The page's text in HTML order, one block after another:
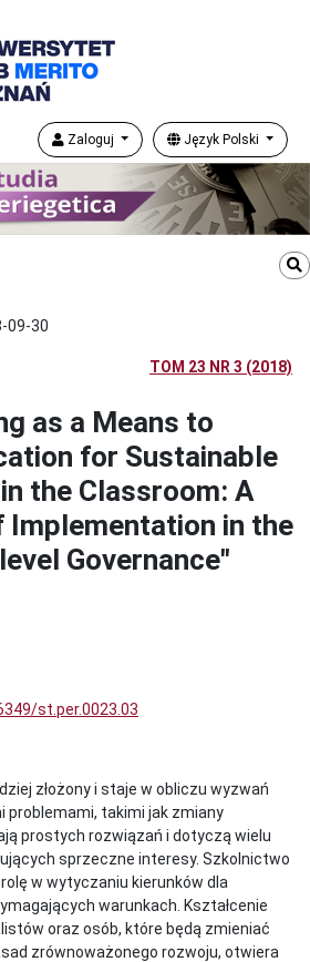
Zaloguj Język Polski
09-30
TOM 23 NR 3 (2018)
as a Means to
for Sustainable
the Classroom: A
Implementation in the
Governance"
st.per.0023.03
złożony i staje w obliczu wyzwań
problemami, takimi jak zmiany
prostych rozwiązań i dotyczą wielu
sprzeczne interesy. Szkolnictwo
w wytyczaniu kierunków dla
warunkach. Kształcenie
oraz osób, które będą zmieniać
zrównoważonego rozwoju, otwiera